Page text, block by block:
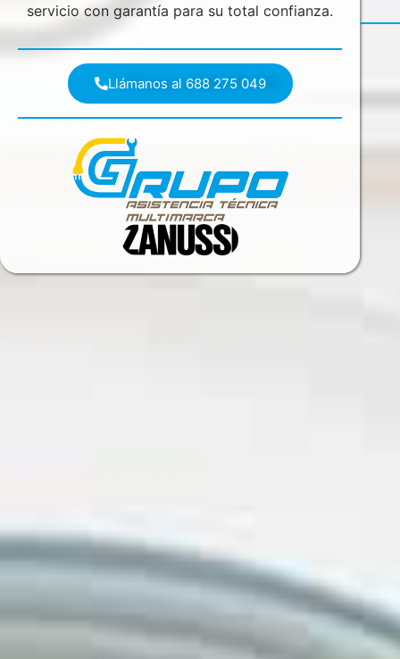
servicio con garantía para su total confianza.
Llámanos al 688 275 049